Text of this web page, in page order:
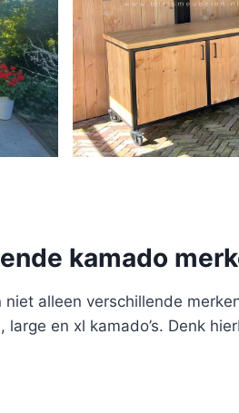
kamado
alleen verschillende
en xl kamado’s. Denk